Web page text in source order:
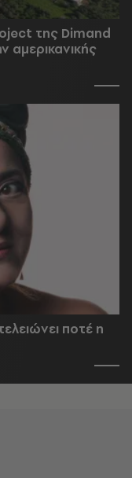
της Dimand
αμερικανικής
ποτέ η